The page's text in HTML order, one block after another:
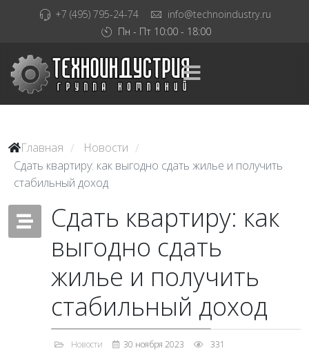
+7 (495) 795-24-74
info@technoindustry.ru
Пн - Пт 10:00 - 18:00
Главная / Новости /
Сдать квартиру: как выгодно сдать жилье и получить
стабильный доход
Сдать квартиру: как
выгодно сдать
жилье и получить
стабильный доход
Новости 30 ноября 2023 331